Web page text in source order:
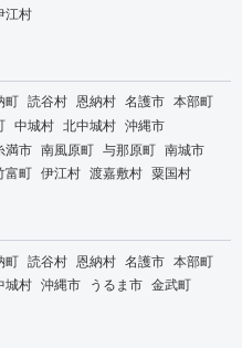
江村
町 読谷村 恩納村 名護市 本部町
中城村 北中城村 沖縄市
満市 南風原町 与那原町 南城市
富町 伊江村 渡嘉敷村 粟国村
町 読谷村 恩納村 名護市 本部町
城村 沖縄市 うるま市 金武町